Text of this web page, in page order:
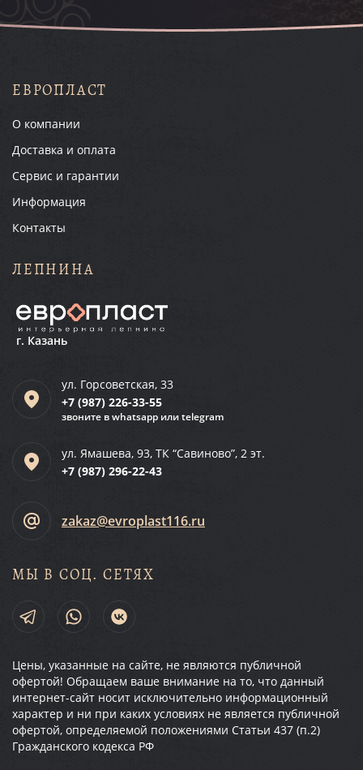
ЕВРОПЛАСТ
О компании
Доставка и оплата
Сервис и гарантии
Информация
Контакты
ЛЕПНИНА
г. Казань
ул. Горсоветская, 33
+7 (987) 226-33-55
звоните в whatsapp или telegram
ул. Ямашева, 93, ТК “Савиново”, 2 эт.
+7 (987) 296-22-43
zakaz@evroplast116.ru
МЫ В СОЦ. СЕТЯХ
Цены, указанные на сайте, не являются публичной
офертой! Обращаем ваше внимание на то, что данный
интернет-сайт носит исключительно информационный
характер и ни при каких условиях не является публичной
офертой, определяемой положениями Статьи 437 (п.2)
Гражданского кодекса РФ